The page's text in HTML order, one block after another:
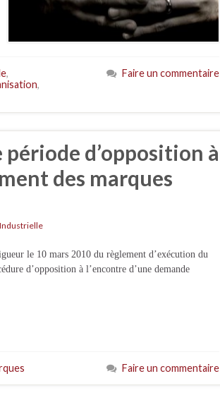
,
,
Faire un commentaire
d’opposition à
des marques
le 10 mars 2010 du règlement d’exécution du
d’opposition à l’encontre d’une demande
Faire un commentaire